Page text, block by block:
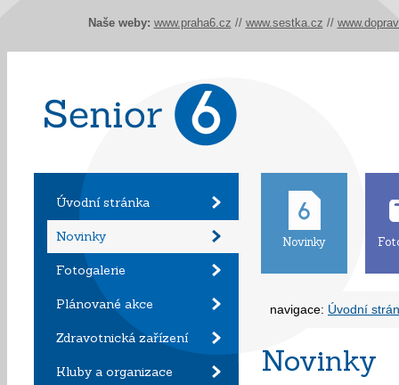
Úvodní stránka
Novinky
Fotogalerie
Plánované akce
Zdravotnická zařízení
Kluby a organizace
Novinky
navigace: Úvodní
Novinky
Naše weby: www.praha6.cz // www.sestka.cz //